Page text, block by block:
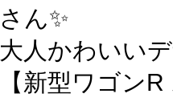
さん✨
大人かわいい
【新型ワゴン